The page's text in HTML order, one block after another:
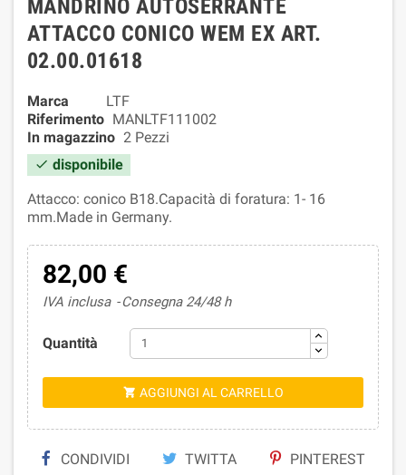
MANDRINO AUTOSERRANTE
ATTACCO CONICO WEM EX ART.
02.00.01618
Marca
LTF
Riferimento MANLTF111002
In magazzino 2 Pezzi
 disponibile
Attacco: conico B18.Capacità di foratura: 1- 16
mm.Made in Germany.
82,00 €
IVA inclusa Consegna 24/48 h
Quantità
 AGGIUNGI AL CARRELLO
CONDIVIDI TWITTA PINTEREST